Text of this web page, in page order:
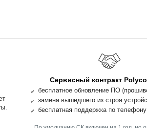
Сервисный контракт
бесплатное обновление ПО
замена вышедшего из строя
бесплатная поддержка по телефону